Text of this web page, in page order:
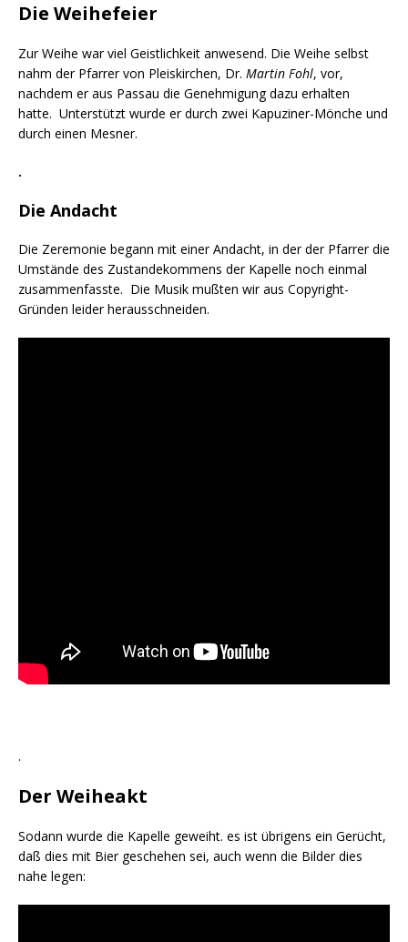
Die Weihefeier
Zur Weihe war viel Geistlichkeit anwesend. Die Weihe selbst
nahm der Pfarrer von Pleiskirchen, Dr. Martin Fohl, vor,
nachdem er aus Passau die Genehmigung dazu erhalten
hatte. Unterstützt wurde er durch zwei Kapuziner-Mönche und
durch einen Mesner.
.
Die Andacht
Die Zeremonie begann mit einer Andacht, in der der Pfarrer die
Umstände des Zustandekommens der Kapelle noch einmal
zusammenfasste. Die Musik mußten wir aus Copyright-
Gründen leider herausschneiden.
.
Der Weiheakt
Sodann wurde die Kapelle geweiht. es ist übrigens ein Gerücht,
daß dies mit Bier geschehen sei, auch wenn die Bilder dies
nahe legen: